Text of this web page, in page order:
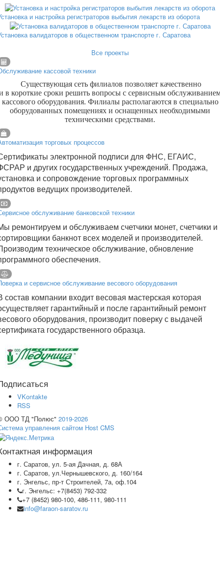
и настройка регистраторов выбытия лекарств из оборота
валидаторов в общественном транспорте г. Саратова
Все проекты
кассовой техники
Существующая сеть филиалов позволяет качественно
в короткие сроки решить вопросы с сервисным
кассового оборудования. Филиалы располагаются в специально
оборудованных помещениях и оснащенных необходимыми
техническими средствами.
торговых процессов
электронной подписи для ФНС, ЕГАИС,
и других государственных учреждений. Продажа,
и сопровождение торговых программных
ведущих производителей.
обслуживание банковской техники
ремонтируем и обслуживаем счетчики монет, счетчики и
банкнот всех моделей и производителей.
техническое обслуживание, обновление
обеспечения.
и сервисное обслуживание весового оборудования
состав компании входит весовая мастерская которая
гарантийный и после гарантийный ремонт
оборудования, производит поверку с выдачей
государственного образца.
VKontakte
RSS
ООО ТД "Полюс" 2019-2026
управления сайтом Host CMS
информация
г. Саратов, ул. 5-ая Дачная, д. 68А
г. Саратов, ул.Чернышевского, д. 160/164
г. Энгельс, пр-т Строителей, 7а, оф.104
г. Энгельс: +7(8453) 792-332
+7 (8452) 980-100, 486-111, 980-111
info@faraon-saratov.ru